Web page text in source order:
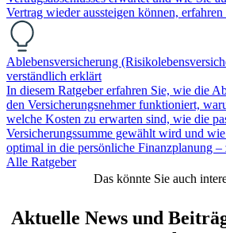
Vertrag wieder aussteigen können,
Ablebensversicherung
verständlich erklärt
In diesem Ratgeber erfahren Sie, wie die
den Versicherungsnehmer funktioniert,
welche Kosten zu erwarten sind, wie die
Versicherungssumme gewählt wird und
optimal in die persönliche Finanzplanung
Alle Ratgeber
Das könnte Sie auch
Aktuelle News und